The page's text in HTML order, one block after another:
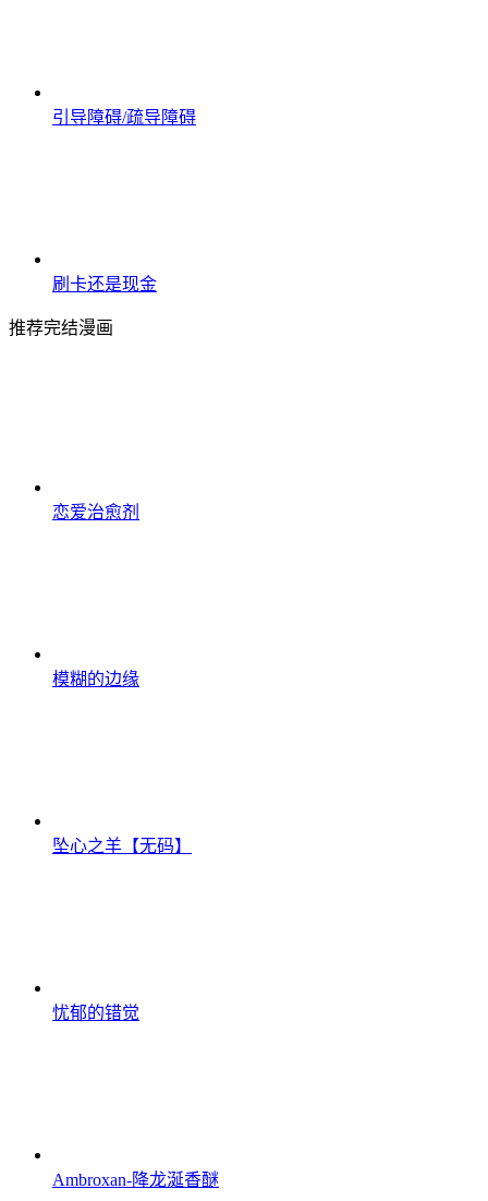
引导障碍/疏导障碍
刷卡还是现金
推荐完结漫画
恋爱治愈剂
模糊的边缘
坠心之羊【无码】
忧郁的错觉
Ambroxan-降龙涎香醚